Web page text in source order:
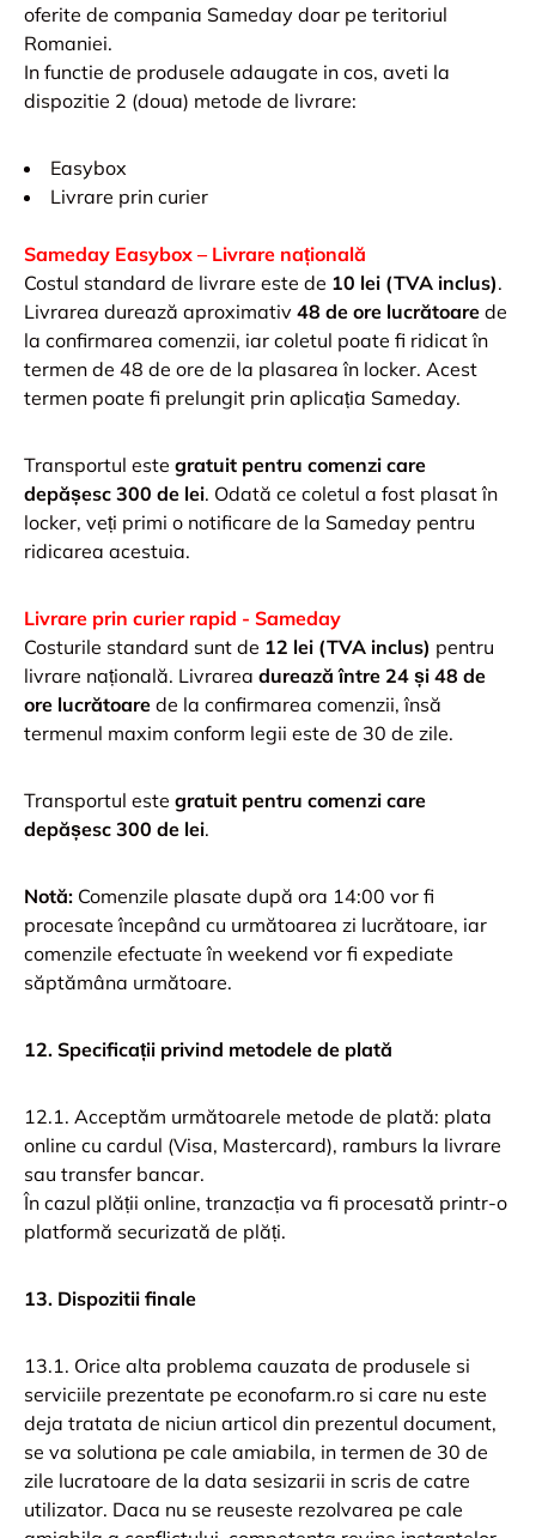
oferite de compania Sameday doar pe teritoriul
Romaniei.
In functie de produsele adaugate in cos, aveti la
dispozitie 2 (doua) metode de livrare:
Easybox
Livrare prin curier
Sameday Easybox – Livrare națională
Costul standard de livrare este de 10 lei (TVA inclus).
Livrarea durează aproximativ 48 de ore lucrătoare de
la confirmarea comenzii, iar coletul poate fi ridicat în
termen de 48 de ore de la plasarea în locker. Acest
termen poate fi prelungit prin aplicația Sameday.
Transportul este gratuit pentru comenzi care
depășesc 300 de lei. Odată ce coletul a fost plasat în
locker, veți primi o notificare de la Sameday pentru
ridicarea acestuia.
Livrare prin curier rapid - Sameday
Costurile standard sunt de 12 lei (TVA inclus) pentru
livrare națională. Livrarea durează între 24 și 48 de
ore lucrătoare de la confirmarea comenzii, însă
termenul maxim conform legii este de 30 de zile.
Transportul este gratuit pentru comenzi care
depășesc 300 de lei.
Notă: Comenzile plasate după ora 14:00 vor fi
procesate începând cu următoarea zi lucrătoare, iar
comenzile efectuate în weekend vor fi expediate
săptămâna următoare.
12. Specificații privind metodele de plată
12.1. Acceptăm următoarele metode de plată: plata
online cu cardul (Visa, Mastercard), ramburs la livrare
sau transfer bancar.
În cazul plății online, tranzacția va fi procesată printr-o
platformă securizată de plăți.
13. Dispozitii finale
13.1. Orice alta problema cauzata de produsele si
serviciile prezentate pe econofarm.ro si care nu este
deja tratata de niciun articol din prezentul document,
se va solutiona pe cale amiabila, in termen de 30 de
zile lucratoare de la data sesizarii in scris de catre
utilizator. Daca nu se reuseste rezolvarea pe cale